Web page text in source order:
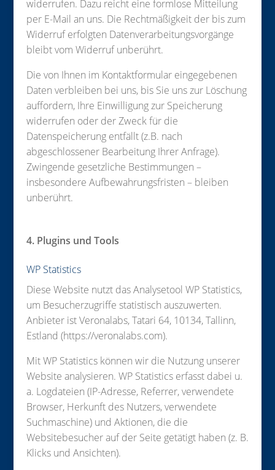
widerrufen. Dazu reicht eine formlose Mitteilung
per E-Mail an uns. Die Rechtmäßigkeit der bis zum
Widerruf erfolgten Datenverarbeitungsvorgänge
bleibt vom Widerruf unberührt.
Die von Ihnen im Kontaktformular eingegebenen
Daten verbleiben bei uns, bis Sie uns zur Löschung
auffordern, Ihre Einwilligung zur Speicherung
widerrufen oder der Zweck für die
Datenspeicherung entfällt (z.B. nach
abgeschlossener Bearbeitung Ihrer Anfrage).
Zwingende gesetzliche Bestimmungen –
insbesondere Aufbewahrungsfristen – bleiben
unberührt.
4. Plugins und Tools
WP Statistics
Diese Website nutzt das Analysetool WP Statistics,
um Besucherzugriffe statistisch auszuwerten.
Anbieter ist Veronalabs, Tatari 64, 10134, Tallinn,
Estland (https://veronalabs.com).
Mit WP Statistics können wir die Nutzung unserer
Website analysieren. WP Statistics erfasst dabei u.
a. Logdateien (IP-Adresse, Referrer, verwendete
Browser, Herkunft des Nutzers, verwendete
Suchmaschine) und Aktionen, die die
Websitebesucher auf der Seite getätigt haben (z. B.
Klicks und Ansichten).